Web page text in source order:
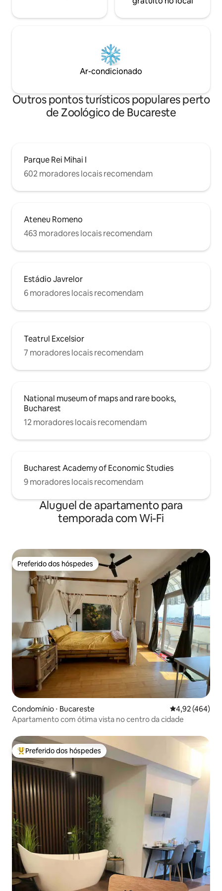
Ar-condicionado
Outros pontos turísticos populares perto
de Zoológico de Bucareste
Parque Rei Mihai I
602 moradores locais recomendam
Ateneu Romeno
463 moradores locais recomendam
Estádio Javrelor
6 moradores locais recomendam
Teatrul Excelsior
7 moradores locais recomendam
National museum of maps and rare books,
Bucharest
12 moradores locais recomendam
Bucharest Academy of Economic Studies
9 moradores locais recomendam
Aluguel de apartamento para
temporada com Wi-Fi
Preferido dos hóspedes
Preferido dos hóspedes
Condomínio ⋅ Bucareste 4,92 de uma
4,92 (464)
Apartamento com ótima vista no centro da cidade
Entre os melhores preferidos dos hóspedes
Preferido dos hóspedes